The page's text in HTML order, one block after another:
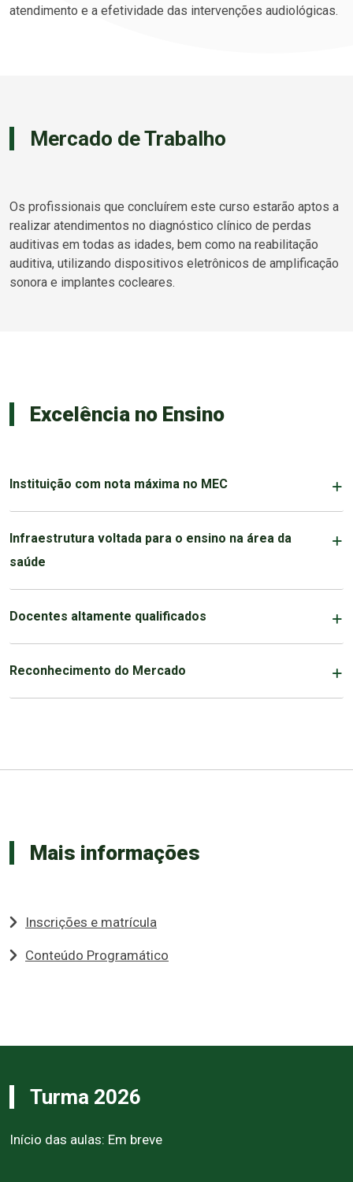
atendimento e a efetividade das intervenções audiológicas.
Mercado de Trabalho
Os profissionais que concluírem este curso estarão aptos a
realizar atendimentos no diagnóstico clínico de perdas
auditivas em todas as idades, bem como na reabilitação
auditiva, utilizando dispositivos eletrônicos de amplificação
sonora e implantes cocleares.
Excelência no Ensino
Instituição com nota máxima no MEC
Infraestrutura voltada para o ensino na área da
saúde
Docentes altamente qualificados
Reconhecimento do Mercado
Mais informações
Inscrições e matrícula
Conteúdo Programático
Turma 2026
Início das aulas: Em breve